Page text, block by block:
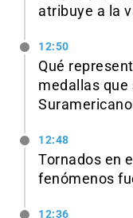
atribuye a la
12:50
Qué
medallas que
12:48
Tornados en
fenómenos
12:36